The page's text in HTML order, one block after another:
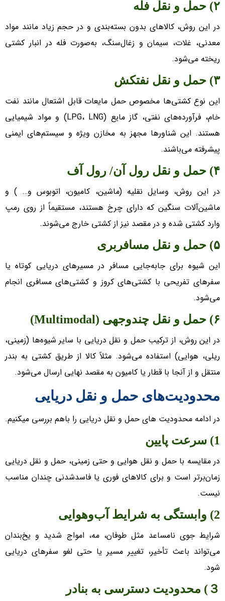
۲) حمل و نقل فله
در این روش، کالا‌های بدون بسته‌بندی و در حجم زیاد مانند مواد
معدنی، غلات، سیمان و زغال‌سنگ، به‌صورت فله در انبار کشتی
ریخته می‌شود.
۳) حمل و نقل نفتکش
این نوع کشتی‌ها مخصوص حمل مایعات قابل اشتعال مانند نفت
خام، فرآورده‌های نفتی، گاز مایع (LPG، LNG) و مواد شیمیایی
هستند. این شناور‌ها مجهز به مخازن ویژه و سیستم‌های ایمنی
پیشرفته می‌باشند.
۴) حمل و نقل رول آن/ رول آف
در این روش، وسایل نقلیه (ماشین، کامیون، اتوبوس و… ) و
ماشین‌آلات سنگین که دارای چرخ هستند، مستقیماً از روی رمپ
وارد کشتی شده و در مقصد نیز از کشتی خارج می‌شوند.
۵) حمل و نقل مسافربری
این شیوه برای جابه‌جایی مسافر در مسیر‌های دریایی کوتاه یا
سفر‌های تفریحی با کشتی‌های کروز و کشتی‌های مسافری انجام
می‌شود.
۶) حمل و نقل چندوجهی (Multimodal)
در این روش، از ترکیب حمل و نقل دریایی با سایر شیوه‌ها (زمینی،
ریلی، هوایی) استفاده می‌شود. مثلاً کالا از طریق کشتی به بندر
منتقل و از آنجا با قطار یا کامیون به مقصد نهایی ارسال می‌شود.
محدودیت‌های حمل و نقل دریایی
در ادامه محدودیت های حمل و نقل دریایی را باهم بررسی میکنیم.
1) سرعت پایین
در مقایسه با حمل و نقل هوایی و حتی زمینی، حمل و نقل دریایی
زمان‌برتر است و برای کالا‌های فوری یا فاسدشدنی چندان مناسب
نیست.
2) وابستگی به شرایط آب‌وهوایی
شرایط جوی نامساعد مثل طوفان، مه، امواج شدید و یخ‌بندان
می‌تواند باعث تأخیر، تغییر مسیر یا حتی لغو سفر‌های دریایی
شود.
３) محدودیت دسترسی به بنادر